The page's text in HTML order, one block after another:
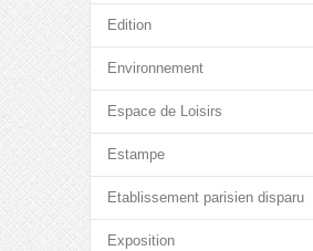
Edition
Environnement
Espace de Loisirs
Estampe
Etablissement parisien disparu
Exposition